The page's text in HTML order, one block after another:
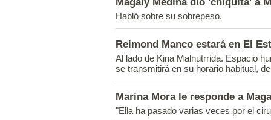
Habló sobre su sobrepeso.
Reimond Manco estará en El
Al lado de Kina Malnutrrida. Espacio
se transmitirá en su horario habitual,
Marina Mora le responde a
"Ella ha pasado varias veces por el